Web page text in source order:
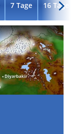
7 Tage 16 Tage